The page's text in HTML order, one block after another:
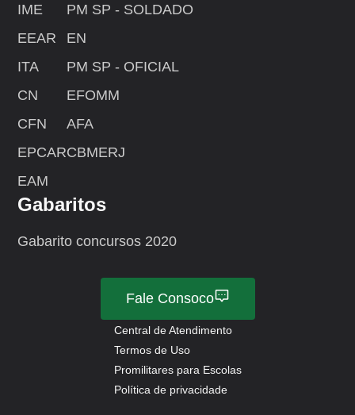
IME
EEAR
ITA
CN
CFN
EPCAR
EAM
PM SP - SOLDADO
EN
PM SP - OFICIAL
EFOMM
AFA
CBMERJ
Gabaritos
Gabarito concursos 2020
Central de Atendimento
Termos de Uso
Promilitares para Escolas
Política de privacidade
Fale Consoco